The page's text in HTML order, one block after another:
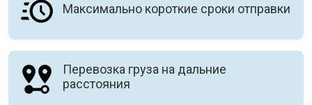
Максимально короткие сроки отправки
Перевозка груза на дальние
расстояния